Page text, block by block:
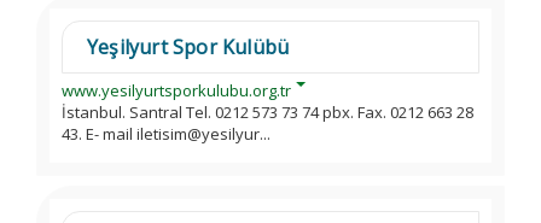
Yeşilyurt Spor Kulübü
www.yesilyurtsporkulubu.org.tr
İstanbul. Santral Tel. 0212 573 73 74 pbx. Fax. 0212 663 28
43. E- mail iletisim@yesilyur...